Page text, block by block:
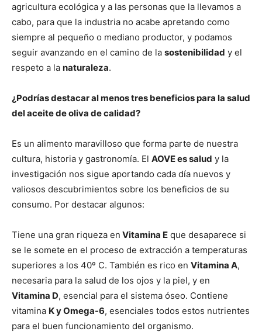
agricultura ecológica y a las personas que la llevamos a
cabo, para que la industria no acabe apretando como
siempre al pequeño o mediano productor, y podamos
seguir avanzando en el camino de la sostenibilidad y el
respeto a la naturaleza.
¿Podrías destacar al menos tres beneficios para la salud
del aceite de oliva de calidad?
Es un alimento maravilloso que forma parte de nuestra
cultura, historia y gastronomía. El AOVE es salud y la
investigación nos sigue aportando cada día nuevos y
valiosos descubrimientos sobre los beneficios de su
consumo. Por destacar algunos:
Tiene una gran riqueza en Vitamina E que desaparece si
se le somete en el proceso de extracción a temperaturas
superiores a los 40º C. También es rico en Vitamina A,
necesaria para la salud de los ojos y la piel, y en
Vitamina D, esencial para el sistema óseo. Contiene
vitamina K y Omega-6, esenciales todos estos nutrientes
para el buen funcionamiento del organismo.